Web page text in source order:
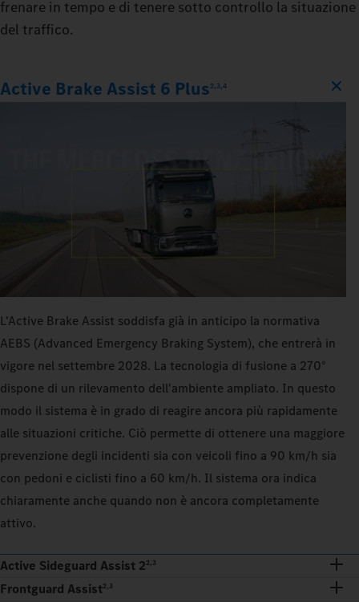
frenare in tempo e di tenere sotto controllo la situazione
del traffico.
Active Brake Assist 6 Plus2,3,4
L'Active Brake Assist soddisfa già in anticipo la normativa
AEBS (Advanced Emergency Braking System), che entrerà in
vigore nel settembre 2028. La tecnologia di fusione a 270°
dispone di un rilevamento dell'ambiente ampliato. In questo
modo il sistema è in grado di reagire ancora più rapidamente
alle situazioni critiche. Ciò permette di ottenere una maggiore
prevenzione degli incidenti sia con veicoli fino a 90 km/h sia
con pedoni e ciclisti fino a 60 km/h. Il sistema ora indica
chiaramente anche quando non è ancora completamente
attivo.
Active Sideguard Assist 22,3
Frontguard Assist2,3